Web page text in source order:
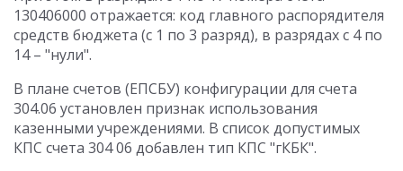
130406000 отражается: код главного распорядителя
средств бюджета (с 1 по 3 разряд), в разрядах с 4 по
14 – "нули".
В плане счетов (ЕПСБУ) конфигурации для счета
304.06 установлен признак использования
казенными учреждениями. В список допустимых
КПС счета 304 06 добавлен тип КПС "гКБК".